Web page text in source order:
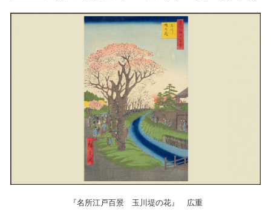
『名所江戸百景 玉川堤の花』 広重